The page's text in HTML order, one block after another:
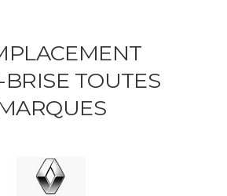
BRISE TOUTES